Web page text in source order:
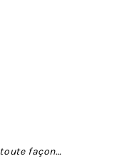
façon…